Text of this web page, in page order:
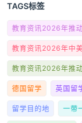
TAGS标签
教育资讯2026年推
教育资讯2026年中
教育资讯2026年推
德国留学 英国留
留学目的地 一带